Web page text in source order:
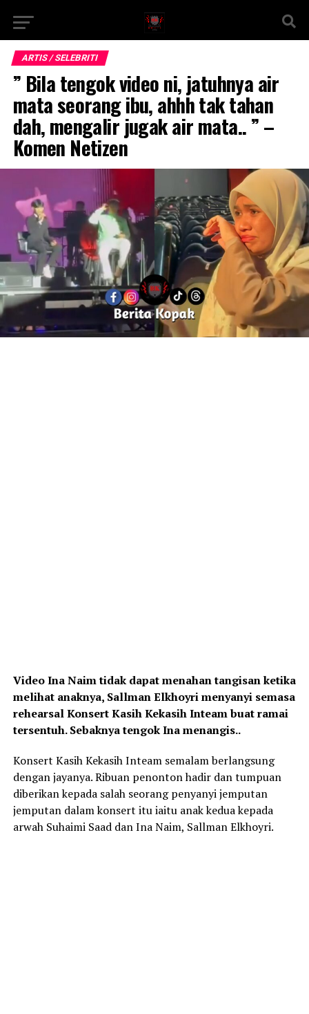
ARTIS / SELEBRITI
” Bila tengok video ni, jatuhnya air
mata seorang ibu, ahhh tak tahan
dah, mengalir jugak air mata.. ” –
Komen Netizen
Video Ina Naim tidak dapat menahan tangisan ketika
melihat anaknya, Sallman Elkhoyri menyanyi semasa
rehearsal Konsert Kasih Kekasih Inteam buat ramai
tersentuh. Sebaknya tengok Ina menangis..
Konsert Kasih Kekasih Inteam semalam berlangsung
dengan jayanya. Ribuan penonton hadir dan tumpuan
diberikan kepada salah seorang penyanyi jemputan
jemputan dalam konsert itu iaitu anak kedua kepada
arwah Suhaimi Saad dan Ina Naim, Sallman Elkhoyri.